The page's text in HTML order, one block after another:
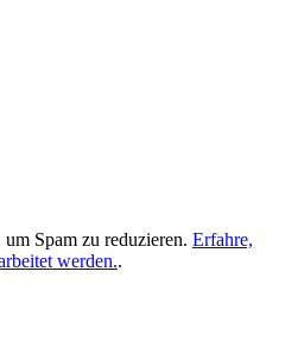
Spam zu reduzieren. Erfahre,
werden..